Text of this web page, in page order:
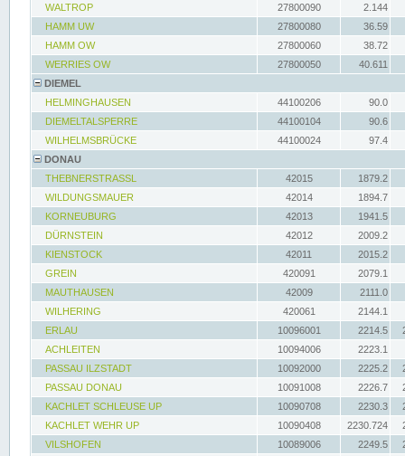
WALTROP
27800090
2.144
HAMM UW
27800080
36.59
HAMM OW
27800060
38.72
WERRIES OW
27800050
40.611
DIEMEL
HELMINGHAUSEN
44100206
90.0
DIEMELTALSPERRE
44100104
90.6
WILHELMSBRÜCKE
44100024
97.4
DONAU
THEBNERSTRASSL
42015
1879.2
WILDUNGSMAUER
42014
1894.7
KORNEUBURG
42013
1941.5
DÜRNSTEIN
42012
2009.2
KIENSTOCK
42011
2015.2
GREIN
420091
2079.1
MAUTHAUSEN
42009
2111.0
WILHERING
420061
2144.1
ERLAU
10096001 2214.5
ACHLEITEN
10094006
2223.1
PASSAU ILZSTADT
10092000 2225.2
PASSAU DONAU
10091008 2226.7
KACHLET SCHLEUSE UP
10090708 2230.3
KACHLET WEHR UP
10090408 2230.724
VILSHOFEN
10089006 2249.5